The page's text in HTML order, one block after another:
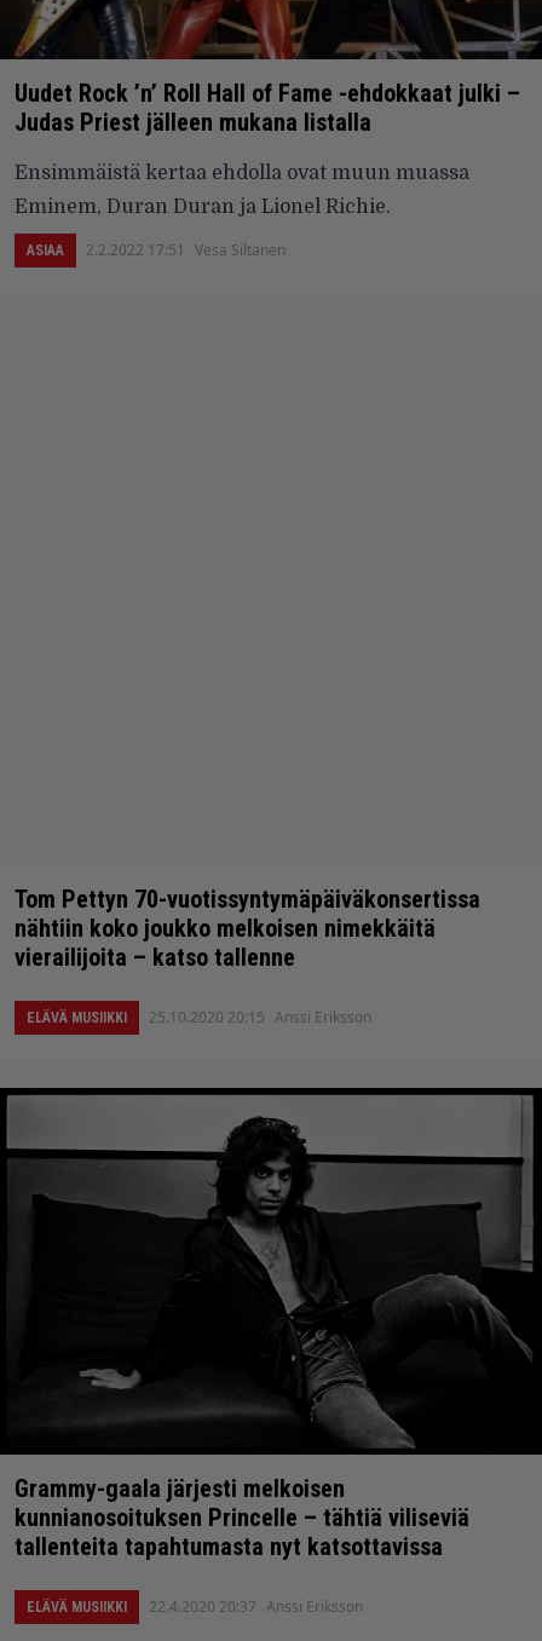
Uudet Rock ’n’ Roll Hall of Fame -ehdokkaat julki –
Judas Priest jälleen mukana listalla
Ensimmäistä kertaa ehdolla ovat muun muassa
Eminem, Duran Duran ja Lionel Richie.
ASIAA 2.2.2022 17:51 Vesa Siltanen
Tom Pettyn 70-vuotissyntymäpäiväkonsertissa
nähtiin koko joukko melkoisen nimekkäitä
vierailijoita – katso tallenne
ELÄVÄ MUSIIKKI 25.10.2020 20:15 Anssi Eriksson
Grammy-gaala järjesti melkoisen
kunnianosoituksen Princelle – tähtiä viliseviä
tallenteita tapahtumasta nyt katsottavissa
ELÄVÄ MUSIIKKI 22.4.2020 20:37 Anssi Eriksson